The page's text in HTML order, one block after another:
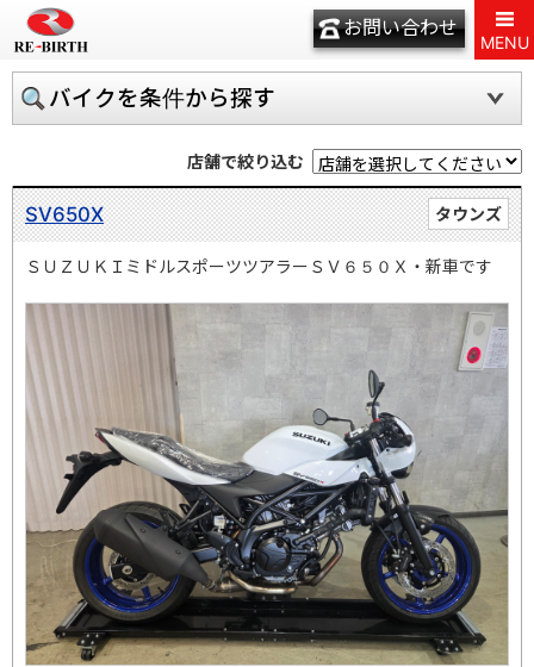
お問い合わせ
MENU
バイクを条件から探す
店舗で絞り込む
タウンズ
SV650X
ＳＵＺＵＫＩミドルスポーツツアラーＳＶ６５０Ｘ・新車です